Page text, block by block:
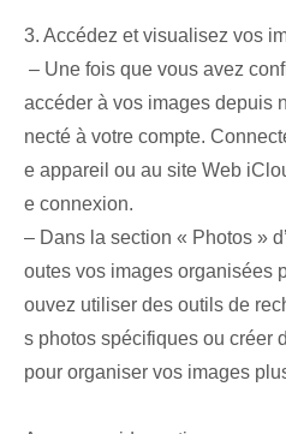
3. Accédez et visualisez vos
– Une fois que vous avez
accéder à vos images depuis
necté à votre compte.
e appareil⁤ ou au site Web
e connexion.
– Dans la section « Photos »
outes vos images organisées
ouvez utiliser des outils de
s photos spécifiques ou créer
pour organiser vos images